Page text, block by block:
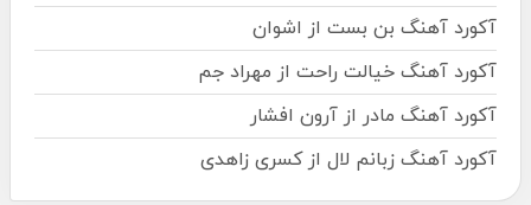
آکورد آهنگ بن بست از اشوان
آکورد آهنگ خیالت راحت از مهراد جم
آکورد آهنگ مادر از آرون افشار
آکورد آهنگ زبانم لال از کسری زاهدی